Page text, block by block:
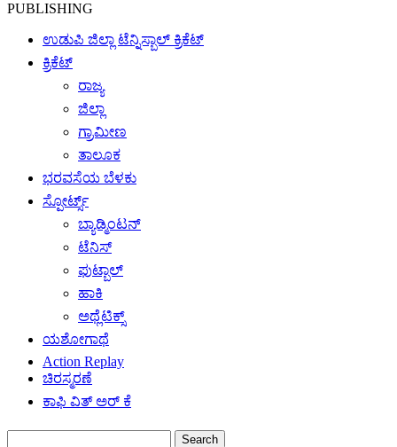
PUBLISHING
ಉಡುಪಿ ಜಿಲ್ಲಾ ಟೆನ್ನಿಸ್ಬಾಲ್ ಕ್ರಿಕೆಟ್
ಕ್ರಿಕೆಟ್
ರಾಜ್ಯ
ಜಿಲ್ಲಾ
ಗ್ರಾಮೀಣ
ತಾಲೂಕ
ಭರವಸೆಯ ಬೆಳಕು
ಸ್ಪೋರ್ಟ್ಸ್
ಬ್ಯಾಡ್ಮಿಂಟನ್
ಟೆನಿಸ್
ಫುಟ್ಬಾಲ್
ಹಾಕಿ
ಅಥ್ಲೆಟಿಕ್ಸ್
ಯಶೋಗಾಥೆ
Action Replay
ಚಿರಸ್ಮರಣೆ
ಕಾಫಿ ವಿತ್ ಅರ್ ಕೆ